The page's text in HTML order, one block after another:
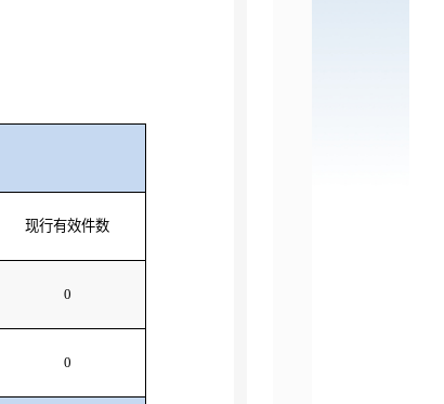
现行有效件数
0
0